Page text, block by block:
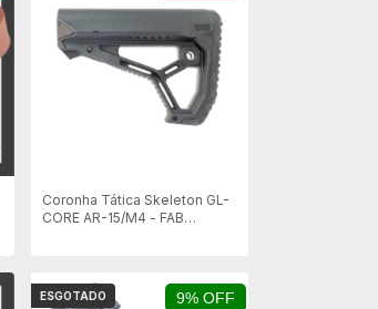
Coronha Tática Skeleton GL-
CORE AR-15/M4 - FAB
9% OFF
ESGOTADO